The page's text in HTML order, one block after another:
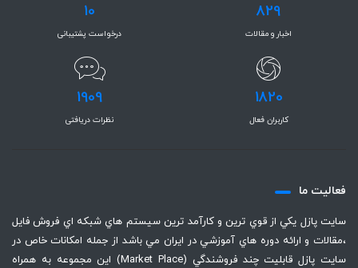
829
اخبار و مقالات
10
درخواست پشتیبانی
1820
کاربران فعال
1909
نظرات دریافتی
فعاليت ما
سايت پازل يكي از قوي ترين و كارآمد ترين سيستم هاي شبكه اي فروش فايل
،‌مقالات و ارائه دوره هاي آموزشي در ايران مي باشد از جمله امكانات خاص در
سايت پازل قابليت چند فروشندگي (Market Place) اين مجموعه به همراه